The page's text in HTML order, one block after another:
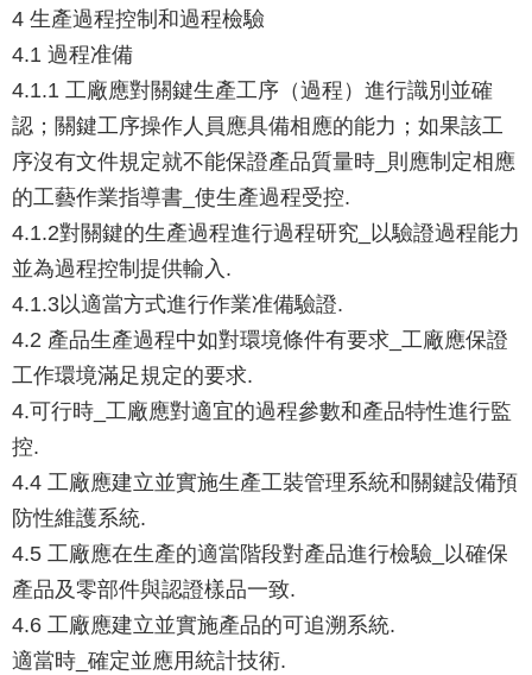
4 生產過程控制和過程檢驗
4.1 過程准備
4.1.1 工廠應對關鍵生產工序（過程）進行識別並確
認；關鍵工序操作人員應具備相應的能力；如果該工
序沒有文件規定就不能保證產品質量時_則應制定相應
的工藝作業指導書_使生產過程受控.
4.1.2對關鍵的生產過程進行過程研究_以驗證過程能力
並為過程控制提供輸入.
4.1.3以適當方式進行作業准備驗證.
4.2 產品生產過程中如對環境條件有要求_工廠應保證
工作環境滿足規定的要求.
4.可行時_工廠應對適宜的過程參數和產品特性進行監
控.
4.4 工廠應建立並實施生產工裝管理系統和關鍵設備預
防性維護系統.
4.5 工廠應在生產的適當階段對產品進行檢驗_以確保
產品及零部件與認證樣品一致.
4.6 工廠應建立並實施產品的可追溯系統.
適當時_確定並應用統計技術.